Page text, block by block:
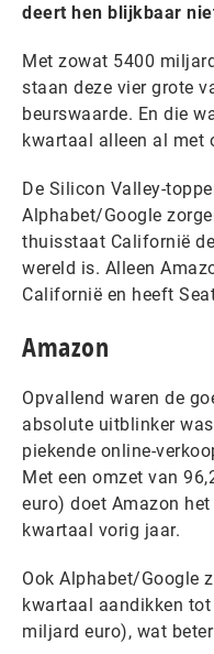
deert hen blijkbaar
Met zowat 5400
staan deze vier grote
beurswaarde. En die
kwartaal alleen al met
De Silicon Valley-
Alphabet/Google
thuisstaat Californië
wereld is. Alleen
Californië en heeft
Amazon
Opvallend waren de
absolute uitblinker
piekende online-
Met een omzet van
euro) doet Amazon
kwartaal vorig jaar.
Ook Alphabet/Google
kwartaal aandikken
miljard euro), wat